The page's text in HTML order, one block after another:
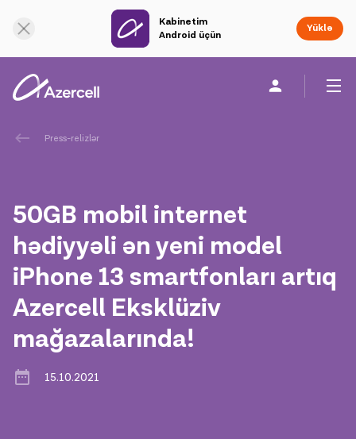
Kabinetim
Android üçün
Yüklə
Fərdi
Dayanıqlılıq
Karyera
Azercell Akademiyası
Press-relizlər
50GB mobil internet
hədiyyəli ən yeni model
iPhone 13 smartfonları artıq
Azercell Eksklüziv
mağazalarında!
15.10.2021
Onlayn dəstək